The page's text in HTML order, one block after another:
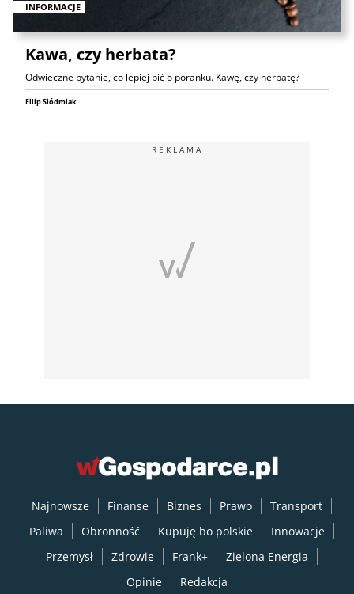
INFORMACJE
Kawa, czy herbata?
Odwieczne pytanie, co lepiej pić o poranku. Kawę, czy herbatę?
Filip Siódmiak
REKLAMA
Najnowsze Finanse Biznes Prawo
Transport
Paliwa
Obronność Kupuję bo polskie
Innowacje
Przemysł
Zdrowie Frank+
Zielona Energia
Opinie
Redakcja